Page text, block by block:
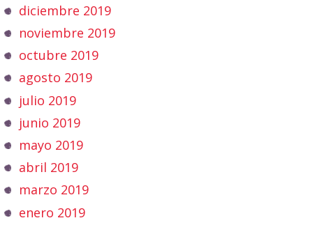
diciembre 2019
noviembre 2019
octubre 2019
agosto 2019
julio 2019
junio 2019
mayo 2019
abril 2019
marzo 2019
enero 2019